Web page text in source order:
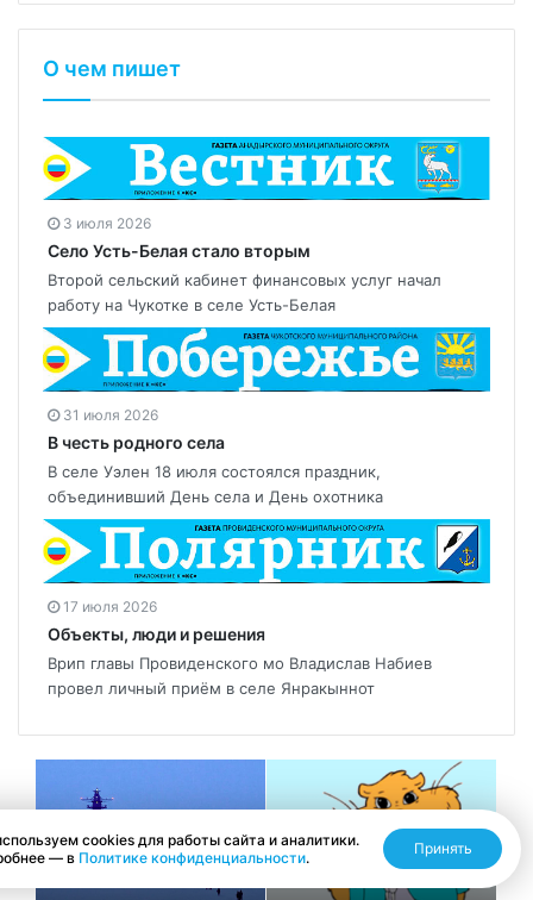
О чем пишет
3 июля 2026
Село Усть-Белая стало вторым
Второй сельский кабинет финансовых услуг начал
работу на Чукотке в селе Усть-Белая
31 июля 2026
В честь родного села
В селе Уэлен 18 июля состоялся праздник,
объединивший День села и День охотника
17 июля 2026
Объекты, люди и решения
Врип главы Провиденского мо Владислав Набиев
провел личный приём в селе Янракыннот
cookies для работы сайта и аналитики.
— в Политике конфиденциальности.
Принять